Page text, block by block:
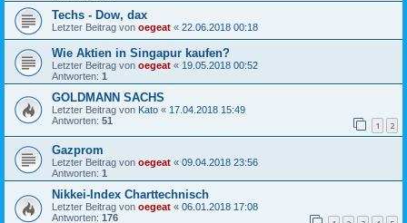
Techs - Dow, dax
Letzter Beitrag von oegeat « 22.06.2018 00:18
Wie Aktien in Singapur kaufen?
Letzter Beitrag von oegeat « 19.05.2018 00:52
Antworten: 1
GOLDMANN SACHS
Letzter Beitrag von Kato « 17.04.2018 15:49
Antworten: 51 1 2
Gazprom
Letzter Beitrag von oegeat « 09.04.2018 23:56
Antworten: 1
Nikkei-Index Charttechnisch
Letzter Beitrag von oegeat « 06.01.2018 17:08
Antworten: 176